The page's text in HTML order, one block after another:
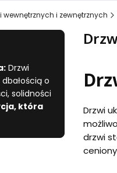
wewnętrznych i zewnętrznych
Drzwi
o
solidności
która
Drzwi
drzwi